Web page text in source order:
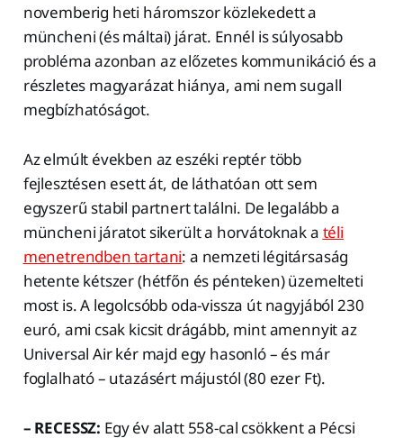
novemberig heti háromszor közlekedett a
müncheni (és máltai) járat. Ennél is súlyosabb
probléma azonban az előzetes kommunikáció és a
részletes magyarázat hiánya, ami nem sugall
megbízhatóságot.
Az elmúlt években az eszéki reptér több
fejlesztésen esett át, de láthatóan ott sem
egyszerű stabil partnert találni. De legalább a
müncheni járatot sikerült a horvátoknak a téli
menetrendben tartani: a nemzeti légitársaság
hetente kétszer (hétfőn és pénteken) üzemelteti
most is. A legolcsóbb oda-vissza út nagyjából 230
euró, ami csak kicsit drágább, mint amennyit az
Universal Air kér majd egy hasonló – és már
foglalható – utazásért májustól (80 ezer Ft).
– RECESSZ: Egy év alatt 558-cal csökkent a Pécsi